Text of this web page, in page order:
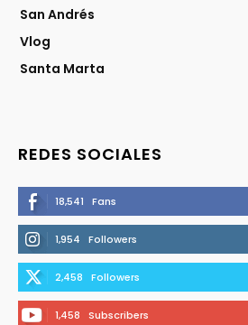
San Andrés
Vlog
Santa Marta
REDES SOCIALES
18,541 Fans
1,954 Followers
2,458 Followers
1,458 Subscribers